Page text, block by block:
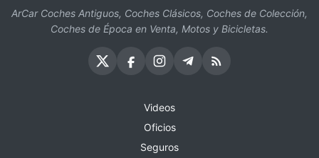
ArCar Coches Antiguos, Coches Clásicos, Coches de Colección,
Coches de Época en Venta, Motos y Bicicletas.
Videos
Oficios
Seguros